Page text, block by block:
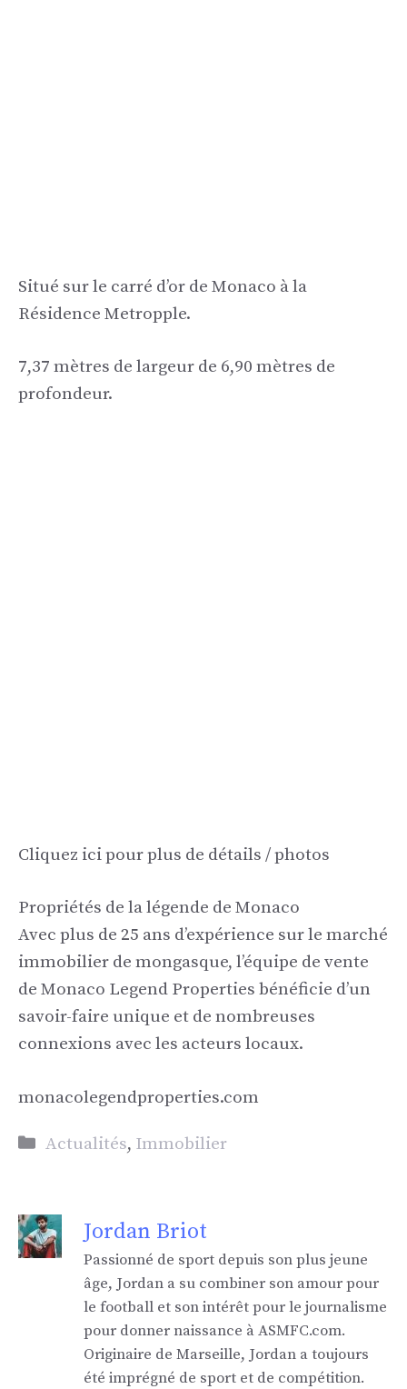
Situé sur le carré d’or de Monaco à la
Résidence Metropple.
7,37 mètres de largeur de 6,90 mètres de
profondeur.
Cliquez ici pour plus de détails / photos
Propriétés de la légende de Monaco
Avec plus de 25 ans d’expérience sur le marché
immobilier de mongasque, l’équipe de vente
de Monaco Legend Properties bénéficie d’un
savoir-faire unique et de nombreuses
connexions avec les acteurs locaux.
monacolegendproperties.com
Catégories
Actualités, Immobilier
Jordan Briot
Passionné de sport depuis son plus jeune
âge, Jordan a su combiner son amour pour
le football et son intérêt pour le journalisme
pour donner naissance à ASMFC.com.
Originaire de Marseille, Jordan a toujours
été imprégné de sport et de compétition.